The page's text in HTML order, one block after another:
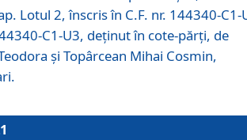
Lotul 2, înscris în C.F. nr. 144340-C1-
C1-U3, deținut în cote-părți, de
și Topârcean Mihai Cosmin,